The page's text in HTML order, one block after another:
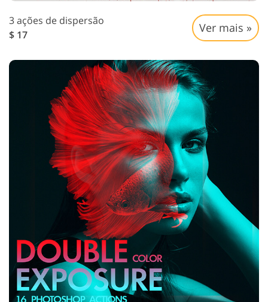
3 ações de dispersão
$ 17
Ver mais »